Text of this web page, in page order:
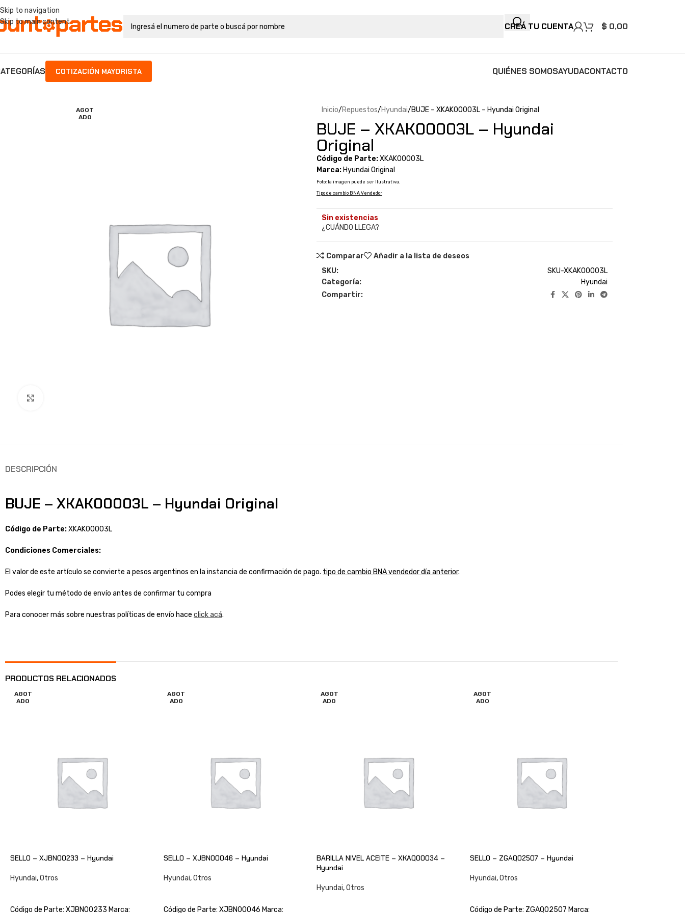
Skip to navigation
Skip to main content
CREÁ TU CUENTA $ 0,00
COTIZACIÓN MAYORISTA QUIÉNES SOMOSAYUDACONTACTO
AGOT
ADO
Inicio Repuestos Hyundai BUJE – XKAK00003L – Hyundai Original
BUJE – XKAK00003L – Hyundai
Original
Código de Parte:XKAK00003L
Marca: Hyundai Original
Foto: la imagen puede ser Ilustrativa.
Tipo de cambio BNA Vendedor
Sin existencias
¿CUÁNDO LLEGA?
Comparar
Añadir a la lista de deseos
SKU:
SKU-XKAK00003L
Categoría:
Hyundai
Compartir:
DESCRIPCIÓN
BUJE – XKAK00003L – Hyundai Original
Código de Parte:XKAK00003L
Condiciones Comerciales:
El valor de este artículo se convierte a pesos argentinos en la instancia de confirmación de pago. tipo de cambio BNA vendedor día anterior.
Podes elegir tu método de envío antes de confirmar tu compra
Para conocer más sobre nuestras políticas de envío hace click acá.
PRODUCTOS RELACIONADOS
AGOT
ADO
SELLO – XJBN00233 – Hyundai
Hyundai,Otros
Código de Parte: XJBN00233 Marca:
AGOT
ADO
SELLO – XJBN00046 – Hyundai
Hyundai, Otros
Código de Parte: XJBN00046 Marca:
AGOT
ADO
BARILLA NIVEL ACEITE – XKAQ00034 –
Hyundai
Hyundai,Otros
AGOT
ADO
SELLO – ZGAQ02507 – Hyundai
Hyundai, Otros
Código de Parte: ZGAQ02507 Marca: